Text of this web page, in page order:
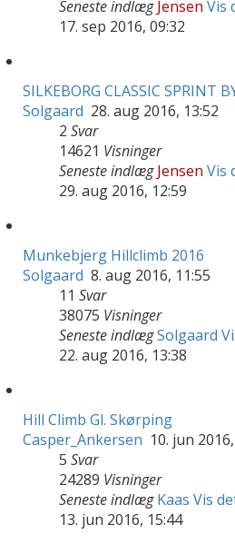
Seneste indlægJensen Vis
17. sep 2016, 09:32
SILKEBORG CLASSIC SPRINT
Solgaard 28. aug 2016, 13:52
2 Svar
14621 Visninger
Seneste indlægJensen Vis
29. aug 2016, 12:59
Munkebjerg Hillclimb 2016
Solgaard 8. aug 2016, 11:55
11 Svar
38075 Visninger
Seneste indlægSolgaard
22. aug 2016, 13:38
Hill Climb Gl. Skørping
Casper_Ankersen 10. jun
5 Svar
24289 Visninger
Seneste indlægKaas Vis
13. jun 2016, 15:44